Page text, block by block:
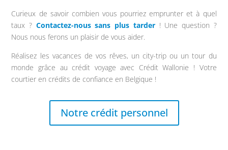
Curieux de savoir combien vous pourriez emprunter et à quel
taux ? Contactez-nous sans plus tarder! Une question ?
Nous nous ferons un plaisir de vous aider.
Réalisez les vacances de vos rêves, un city-trip ou un tour du
monde grâce au crédit voyage avec Crédit Wallonie ! Votre
courtier en crédits de confiance en Belgique !
Notre crédit personnel